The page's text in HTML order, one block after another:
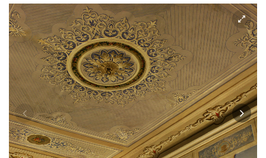
EN
EL
FR
DE
ES
RU
CN